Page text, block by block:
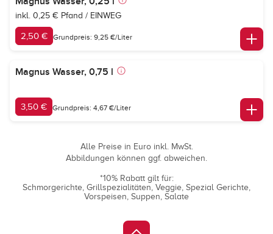
inkl. 0,25 € Pfand / EINWEG
2,50 € Grundpreis: 9,25 €/Liter
Magnus Wasser, 0,75 l
3,50 € Grundpreis: 4,67 €/Liter
Alle Preise in Euro inkl. MwSt.
Abbildungen können ggf. abweichen.
*10% Rabatt gilt für:
Schmorgerichte Grillspezialitäten Veggie Spezial Gerichte
Vorspeisen Suppen Salate